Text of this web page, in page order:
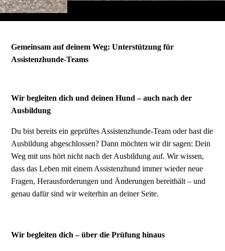
Gemeinsam auf deinem Weg: Unterstützung für
Assistenzhunde-Teams
Wir begleiten dich und deinen Hund – auch nach der
Ausbildung
Du bist bereits ein geprüftes Assistenzhunde-Team oder hast die
Ausbildung abgeschlossen? Dann möchten wir dir sagen: Dein
Weg mit uns hört nicht nach der Ausbildung auf. Wir wissen,
dass das Leben mit einem Assistenzhund immer wieder neue
Fragen, Herausforderungen und Änderungen bereithält – und
genau dafür sind wir weiterhin an deiner Seite.
Wir begleiten dich – über die Prüfung hinaus